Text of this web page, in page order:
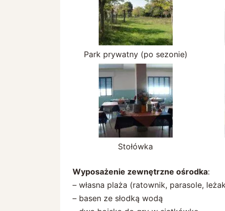
Park prywatny (po sezonie)
Stołówka
Wyposażenie zewnętrzne ośrodka:
– własna plaża (ratownik, parasole,
– basen ze słodką wodą